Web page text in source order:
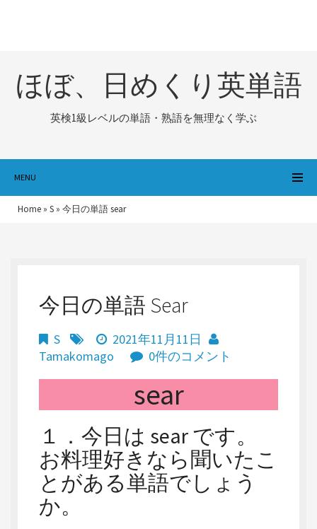
ほぼ、日めくり英単語
英検1級レベルの単語・熟語を無理なく学ぶ
MENU
Home » S » 今日の単語 sear
今日の単語 Sear
S
2021年11月11日
Tamakomago
0件のコメント
sear
１．今日は sear です。
お料理好きなら聞いたこ
とがある単語でしょう
か。